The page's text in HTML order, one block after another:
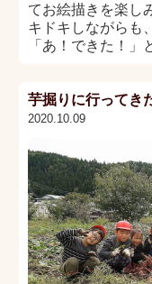
てお絵描きを楽し
キドキしながらも
「あ！できた！
芋掘りに行ってき
2020.10.09